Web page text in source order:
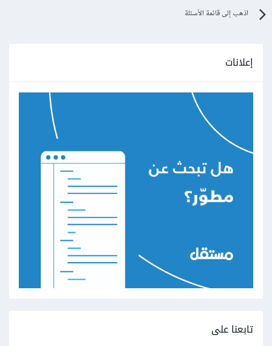
اذهب إلى قائمة الأسئلة
إعلانات
تابعنا على